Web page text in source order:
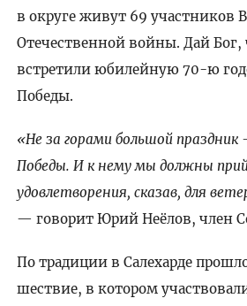
в округе живут 69 участников
Отечественной войны. Дай Бог,
встретили юбилейную 70-ю
Победы.
«Не за горами большой праздник
Победы. И к нему мы должны
удовлетворения, сказав, для
— говорит Юрий Неёлов, член
По традиции в Салехарде
шествие, в котором